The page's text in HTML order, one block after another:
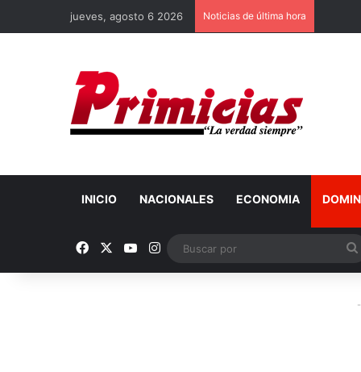
jueves, agosto 6 2026 Noticias de última hora
INICIO NACIONALES ECONOMIA
FacebookYouTube
Instagram